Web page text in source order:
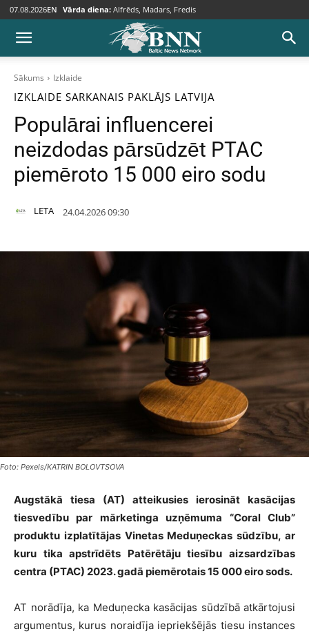
07.08.2026EN Vārda diena: Alfrēds, Madars, Fredis
Sākums Izklaide
IZKLAIDE SARKANAIS PAKLĀJS LATVIJA
Populārai influencerei
neizdodas pārsūdzēt PTAC
piemēroto 15 000 eiro sodu
LETA 24.04.2026 09:30
Foto: Pexels/KATRIN BOLOVTSOVA
Augstākā tiesa (AT) atteikusies ierosināt kasācijas
tiesvedību par mārketinga uzņēmuma “Coral Club”
produktu izplatītājas Vinetas Meduņeckas sūdzību, ar
kuru tika apstrīdēts Patērētāju tiesību aizsardzības
centra (PTAC) 2023. gadā piemērotais 15 000 eiro sods.
AT norādīja, ka Meduņecka kasācijas sūdzībā atkārtojusi
argumentus, kurus noraidīja iepriekšējās tiesu instances